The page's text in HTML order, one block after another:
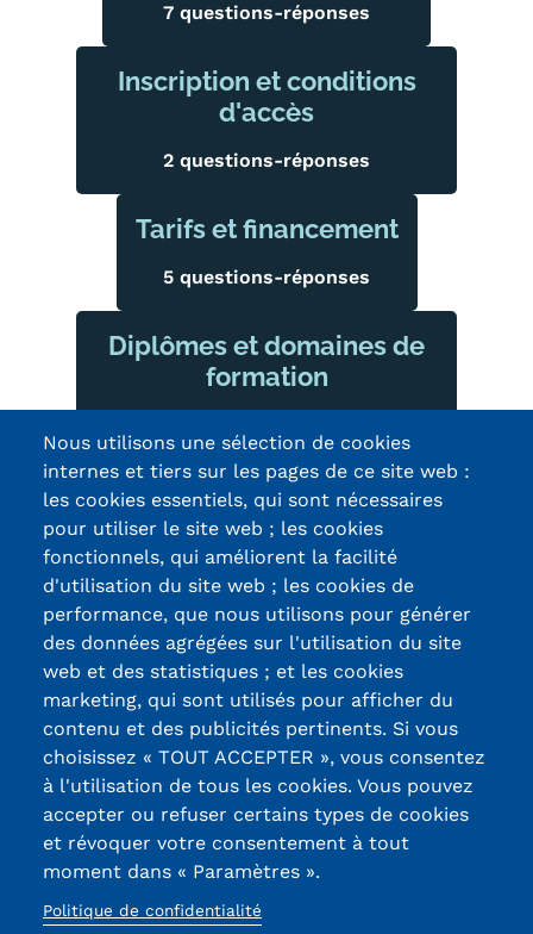
Quoi de neuf au Cnam BFC?
Actualités
Revue de presse
Contacts services
Formulaire de contact
Trouver votre formation
OFFRE EN BFC
OFFRE NATIONALE
Catalogue national
Équivalences, passerelles et
suites de parcours
Modalités d'enseignement
Formation en présentiel
Alternance
Enseignement à distance
7 questions-réponses
Inscription et conditions
d'accès
2 questions-réponses
Tarifs et financement
5 questions-réponses
Diplômes et domaines de
formation
13, Rue Ernest
Thierry-Mieg
90010 BELFORT
Cedex
03 84 58 33 10
Certifications /
Labels qualité
Nous utilisons une sélection de cookies
internes et tiers sur les pages de ce site web :
les cookies essentiels, qui sont nécessaires
pour utiliser le site web ; les cookies
fonctionnels, qui améliorent la facilité
d'utilisation du site web ; les cookies de
performance, que nous utilisons pour générer
des données agrégées sur l'utilisation du site
web et des statistiques ; et les cookies
marketing, qui sont utilisés pour afficher du
contenu et des publicités pertinents. Si vous
choisissez « TOUT ACCEPTER », vous consentez
à l'utilisation de tous les cookies. Vous pouvez
accepter ou refuser certains types de cookies
et révoquer votre consentement à tout
moment dans « Paramètres ».
Politique de confidentialité